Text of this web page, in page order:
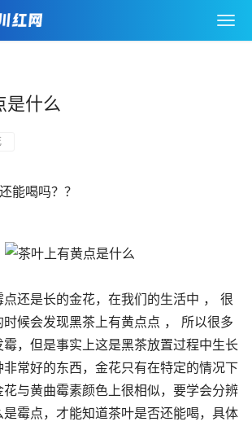
是什么
能喝吗？？
还是长的金花，在我们的生活中 ， 很
候会发现黑茶上有黄点点 ， 所以很多
，但是事实上这是黑茶放置过程中生长
常好的东西，金花只有在特定的情况下
与黄曲霉素颜色上很相似，要学会分辨
霉点，才能知道茶叶是否还能喝，具体